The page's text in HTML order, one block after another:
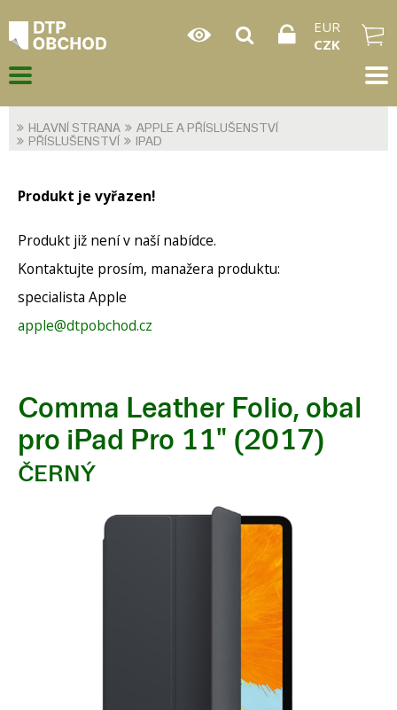
EUR
CZK
HLAVNÍ STRANA
APPLE A PŘÍSLUŠENSTVÍ
PŘÍSLUŠENSTVÍ
IPAD
Produkt je vyřazen!
Produkt již není v naší nabídce.
Kontaktujte prosím, manažera produktu:
specialista Apple
apple@dtpobchod.cz
Comma Leather Folio, obal
pro iPad Pro 11" (2017)
ČERNÝ